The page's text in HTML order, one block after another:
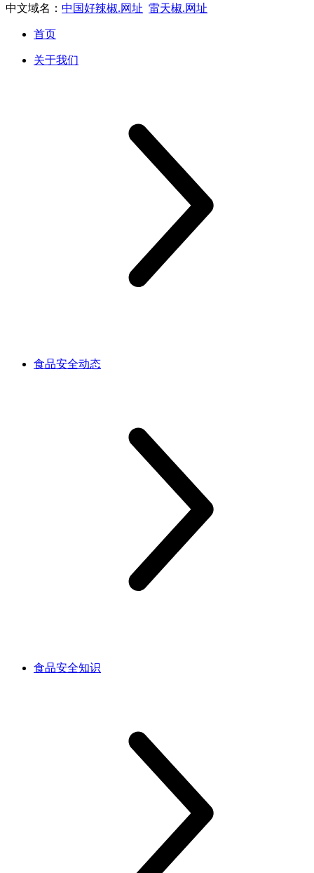
中文域名： 中国好辣椒.网址 雷天椒.网址
首页
关于我们
食品安全动态
食品安全知识